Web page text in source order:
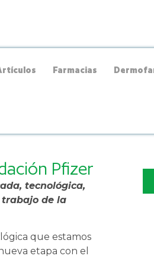
Farmacias
Pfizer
tecnológica,
de la
que estamos
etapa con el